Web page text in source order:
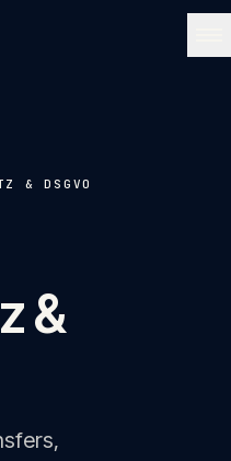
01
04
& DSGVO
&